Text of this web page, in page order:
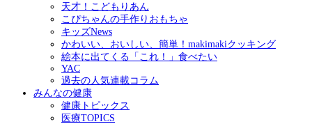
天才！こどもりあん
こぴちゃんの手作りおもちゃ
キッズNews
かわいい、おいしい、簡単！makimakiクッキング
絵本に出てくる「これ！」食べたい
YAC
過去の人気連載コラム
みんなの健康
健康トピックス
医療TOPICS